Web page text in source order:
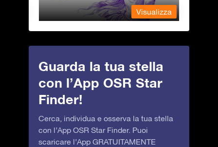
Visualizza
Guarda la tua stella
con l’App OSR Star
Finder!
Cerca, individua e osserva la tua stella
con l’App OSR Star Finder. Puoi
scaricare l’App GRATUITAMENTE